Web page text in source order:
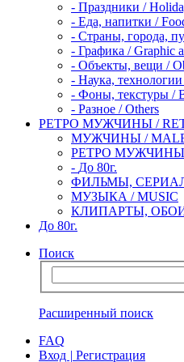
- Праздники /
- Еда, напитки /
- Страны, города,
- Графика / Graphic
- Объекты, вещи /
- Наука,
- Фоны, текстуры /
- Разное / Others
РЕТРО МУЖЧИНЫ /
МУЖЧИНЫ /
РЕТРО МУЖЧИНЫ /
- До 80г.
ФИЛЬМЫ,
МУЗЫКА / MUSIC
КЛИПАРТЫ, ОБОИ /
До 80г.
Поиск
Расширенный поиск
FAQ
Вход
Регистрация